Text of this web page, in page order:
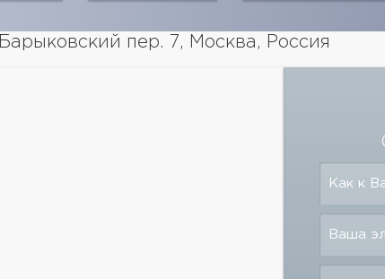
Барыковский пер. 7, Москва, Россия
Как к
Ваша